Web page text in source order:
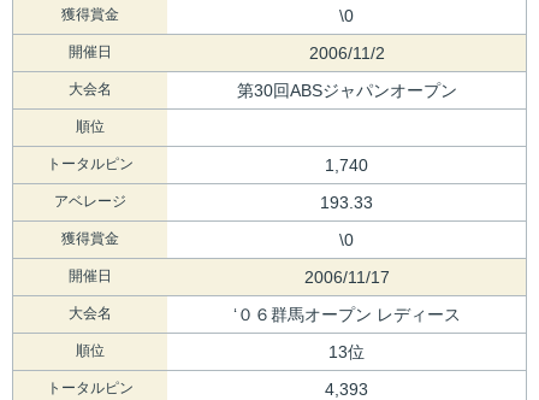
獲得賞金 \0
開催日 2006/11/2
大会名 第30回ABSジャパンオープン
順位
トータルピン 1,740
アベレージ 193.33
獲得賞金 \0
開催日 2006/11/17
大会名 ‘０６群馬オープン レディース
順位 13位
トータルピン 4,393